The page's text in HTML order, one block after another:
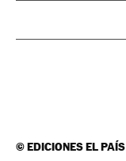
©EDICIONES EL PAÍS